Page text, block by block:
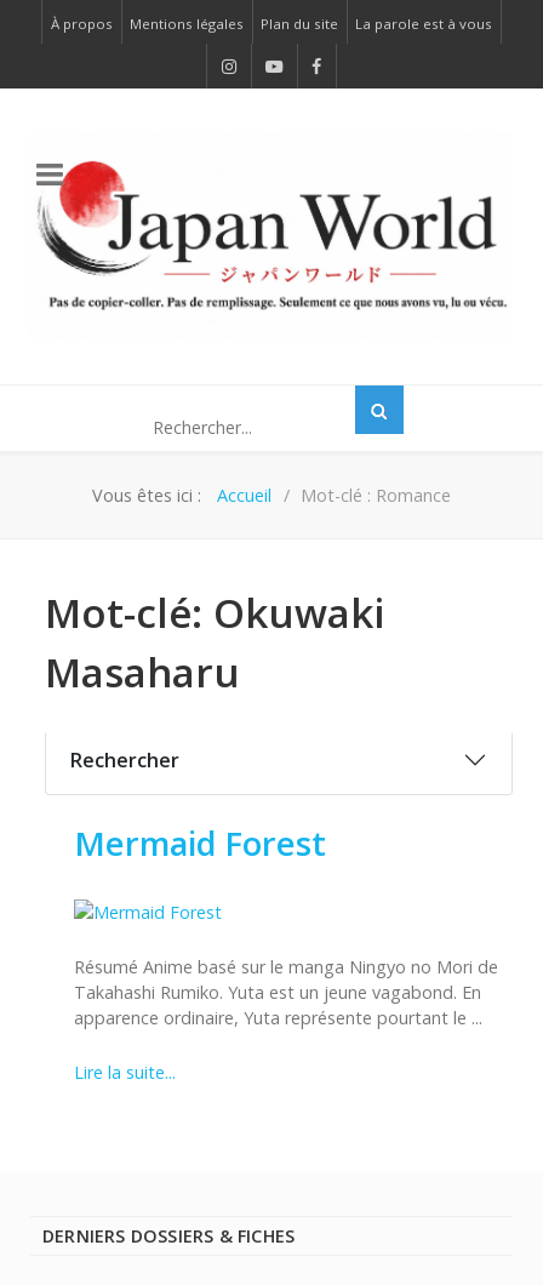
À propos Mentions légales Plan du site La parole est à vous
Vous êtes ici : Accueil Mot-clé : Romance
Mot-clé: Okuwaki
Masaharu
Rechercher
Mermaid Forest
Résumé Anime basé sur le manga Ningyo no Mori de
Takahashi Rumiko. Yuta est un jeune vagabond. En
apparence ordinaire, Yuta représente pourtant le ...
Lire la suite...
DERNIERS DOSSIERS & FICHES